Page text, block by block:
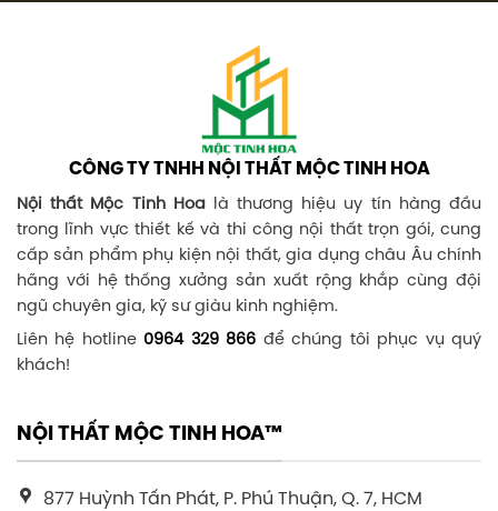
CÔNG TY TNHH NỘI THẤT MỘC TINH HOA
Nội thất Mộc Tinh Hoalà thương hiệu uy tín hàng đầu
trong lĩnh vực thiết kế và thi công nội thất trọn gói, cung
cấp sản phẩm phụ kiện nội thất, gia dụng châu Âu chính
hãng với hệ thống xưởng sản xuất rộng khắp cùng đội
ngũ chuyên gia, kỹ sư giàu kinh nghiệm.
Liên hệ hotline 0964 329 866 để chúng tôi phục vụ quý
khách!
NỘI THẤT MỘC TINH HOA™
877 Huỳnh Tấn Phát, P. Phú Thuận, Q. 7, HCM